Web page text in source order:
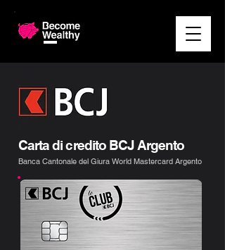
Carta di credito BCJ Argento
Banca Cantonale del Giura World Mastercard Argento